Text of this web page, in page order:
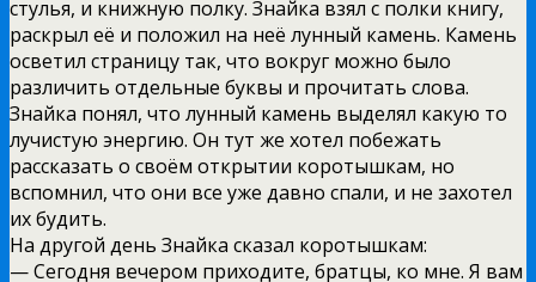
стулья, и книжную полку. Знайка взял с полки книгу,
раскрыл её и положил на неё лунный камень. Камень
осветил страницу так, что вокруг можно было
различить отдельные буквы и прочитать слова.
Знайка понял, что лунный камень выделял какую то
лучистую энергию. Он тут же хотел побежать
рассказать о своём открытии коротышкам, но
вспомнил, что они все уже давно спали, и не захотел
их будить.
На другой день Знайка сказал коротышкам:
— Сегодня вечером приходите, братцы, ко мне. Я вам